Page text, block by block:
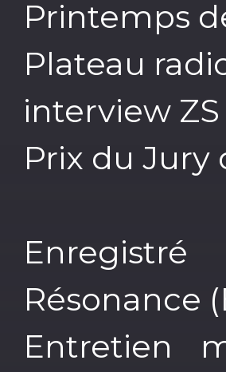
Printemps
Plateau
interview ZS
Prix du
Résonance
Entretien